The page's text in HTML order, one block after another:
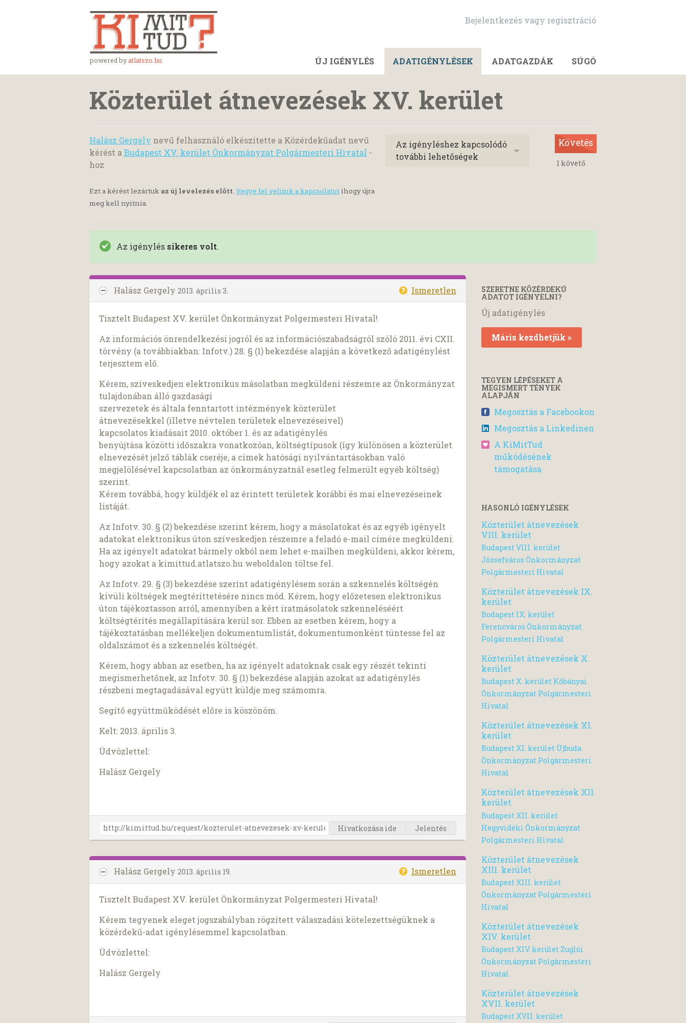
powered byatlatszo.hu
Bejelentkezés vagy regisztráció
ÚJ IGÉNYLÉS ADATIGÉNYLÉSEK ADATGAZDÁK SÚGÓ
Közterület átnevezések XV. kerület
Halász Gergely nevű felhasználó elkészítette a Közérdekűadat nevű
kérést a Budapest XV. kerület Önkormányzat Polgármesteri Hivatal -
hoz
Ezt a kérést lezártuk az új levelezés előtt. Vegye fel velünk a kapcsolatotihogy újra
meg kell nyitnia.
Az igényléshez kapcsolódó
további lehetőségek
Követés
1 követő
Az igénylés sikeres volt.
Halász Gergely 2013. április 3. Ismeretlen
Tisztelt Budapest XV. kerület Önkormányzat Polgermesteri Hivatal!
Az információs önrendelkezési jogról és az információszabadságról szóló 2011. évi CXII.
törvény (a továbbiakban: Infotv.) 28. § (1) bekezdése alapján a következő adatigénylést
terjesztem elő.
Kérem, szíveskedjen elektronikus másolatban megküldeni részemre az Önkormányzat
tulajdonában álló gazdasági
szervezetek és általa fenntartott intézmények közterület
átnevezésekkel (illetve névtelen területek elnevezéseivel)
kapcsolatos kiadásait 2010. október 1. és az adatigénylés
benyújtása közötti időszakra vonatkozóan, költségtípusok (így különösen a közterület
elnevezését jelző táblák cseréje, a címek hatósági nyilvántartásokban való
megjelölésével kapcsolatban az önkormányzatnál esetleg felmerült egyéb költség)
szerint.
Kérem továbbá, hogy küldjék el az érintett területek korábbi és mai elnevezéseinek
listáját.
Az Infotv. 30. § (2) bekezdése szerint kérem, hogy a másolatokat és az egyéb igényelt
adatokat elektronikus úton szíveskedjen részemre a feladó e-mail címére megküldeni.
Ha az igényelt adatokat bármely okból nem lehet e-mailben megküldeni, akkor kérem,
hogy azokat a kimittud.atlatszo.hu weboldalon töltse fel.
Az Infotv. 29. § (3) bekezdése szerint adatigénylésem során a szkennelés költségén
kívüli költségek megtéríttetésére nincs mód. Kérem, hogy előzetesen elektronikus
úton tájékoztasson arról, amennyiben a kért iratmásolatok szkenneléséért
költségtérítés megállapítására kerül sor. Ebben az esetben kérem, hogy a
tájékoztatásban mellékeljen dokumentumlistát, dokumentumonként tüntesse fel az
oldalszámot és a szkennelés költségét.
Kérem, hogy abban az esetben, ha az igényelt adatoknak csak egy részét tekinti
megismerhetőnek, az Infotv. 30. § (1) bekezdése alapján azokat az adatigénylés
részbeni megtagadásával együtt küldje meg számomra.
Segítő együttműködését előre is köszönöm.
Kelt: 2013. április 3.
Üdvözlettel:
Halász Gergely
Hivatkozása ide Jelentés
Halász Gergely 2013. április 19. Ismeretlen
Tisztelt Budapest XV. kerület Önkormányzat Polgermesteri Hivatal!
Kérem tegyenek eleget jogszabályban rögzített válaszadási kötelezettségüknek a
közérdekű-adat igénylésemmel kapcsolatban.
Üdvözlettel:
Halász Gergely
SZERETNE KÖZÉRDEKŰ
ADATOT IGÉNYELNI?
Új adatigénylés
Máris kezdhetjük »
TEGYEN LÉPÉSEKET A
MEGISMERT TÉNYEK
ALAPJÁN
Megosztás a Facebookon
Megosztás a Linkedinen
A KiMitTud
működésének
támogatása
HASONLÓ IGÉNYLÉSEK
Közterület átnevezések
VIII. kerület
Budapest VIII. kerület
Józsefváros Önkormányzat
Polgármesteri Hivatal
Közterület átnevezések IX.
kerület
Budapest IX. kerület
Ferencváros Önkormányzat
Polgármesteri Hivatal
Közterület átnevezések X.
kerület
Budapest X. kerület Kőbányai
Önkormányzat Polgármesteri
Hivatal
Közterület átnevezések XI.
kerület
Budapest XI. kerület Újbuda
Önkormányzat Polgármesteri
Hivatal
Közterület átnevezések XII.
kerület
Budapest XII. kerület
Hegyvidéki Önkormányzat
Polgármesteri Hivatal
Közterület átnevezések
XIII. kerület
Budapest XIII. kerület
Önkormányzat Polgármesteri
Hivatal
Közterület átnevezések
XIV. kerület
Budapest XIV. kerület Zuglói
Önkormányzat Polgármesteri
Hivatal
Közterület átnevezések
XVII. kerület
Budapest XVII. kerület